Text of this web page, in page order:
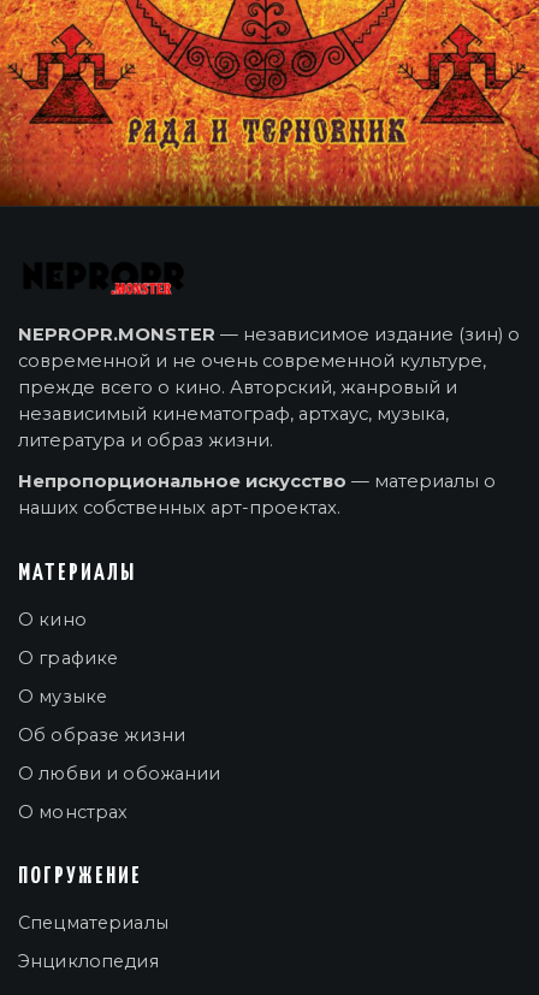
NEPROPR.MONSTER — независимое издание (зин) о
современной и не очень современной культуре,
прежде всего о кино. Авторский, жанровый и
независимый кинематограф, артхаус, музыка,
литература и образ жизни.
Непропорциональное искусство — материалы о
наших собственных арт-проектах.
МАТЕРИАЛЫ
О кино
О графике
О музыке
Об образе жизни
О любви и обожании
О монстрах
ПОГРУЖЕНИЕ
Спецматериалы
Энциклопедия